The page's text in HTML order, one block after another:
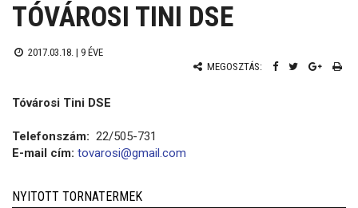
TÓVÁROSI TINI DSE
2017.03.18. | 9 ÉVE
MEGOSZTÁS:
Tóvárosi Tini DSE
Telefonszám: 22/505-731
E-mail cím: tovarosi@gmail.com
NYITOTT TORNATERMEK